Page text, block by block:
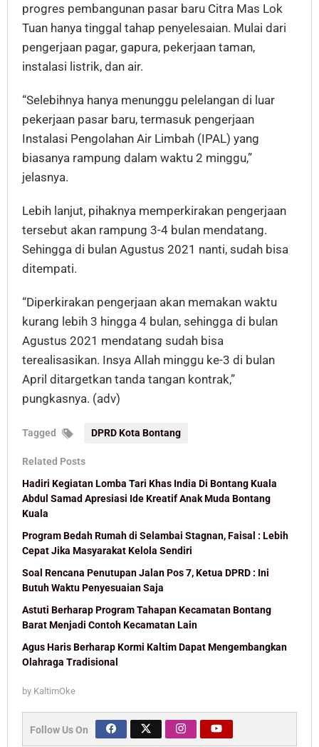
progres pembangunan pasar baru Citra Mas Lok
Tuan hanya tinggal tahap penyelesaian. Mulai dari
pengerjaan pagar, gapura, pekerjaan taman,
instalasi listrik, dan air.
“Selebihnya hanya menunggu pelelangan di luar
pekerjaan pasar baru, termasuk pengerjaan
Instalasi Pengolahan Air Limbah (IPAL) yang
biasanya rampung dalam waktu 2 minggu,”
jelasnya.
Lebih lanjut, pihaknya memperkirakan pengerjaan
tersebut akan rampung 3-4 bulan mendatang.
Sehingga di bulan Agustus 2021 nanti, sudah bisa
ditempati.
“Diperkirakan pengerjaan akan memakan waktu
kurang lebih 3 hingga 4 bulan, sehingga di bulan
Agustus 2021 mendatang sudah bisa
terealisasikan. Insya Allah minggu ke-3 di bulan
April ditargetkan tanda tangan kontrak,”
pungkasnya. (adv)
Tagged DPRD Kota Bontang
Related Posts
Hadiri Kegiatan Lomba Tari Khas India Di Bontang Kuala
Abdul Samad Apresiasi Ide Kreatif Anak Muda Bontang
Kuala
Program Bedah Rumah di Selambai Stagnan, Faisal : Lebih
Cepat Jika Masyarakat Kelola Sendiri
Soal Rencana Penutupan Jalan Pos 7, Ketua DPRD : Ini
Butuh Waktu Penyesuaian Saja
Astuti Berharap Program Tahapan Kecamatan Bontang
Barat Menjadi Contoh Kecamatan Lain
Agus Haris Berharap Kormi Kaltim Dapat Mengembangkan
Olahraga Tradisional
by KaltimOke
Follow Us On